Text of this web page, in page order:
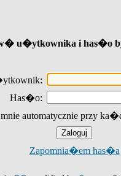
u�ytkownika i has�o
Has�o:
automatycznie przy
Zapomnia�em has�a